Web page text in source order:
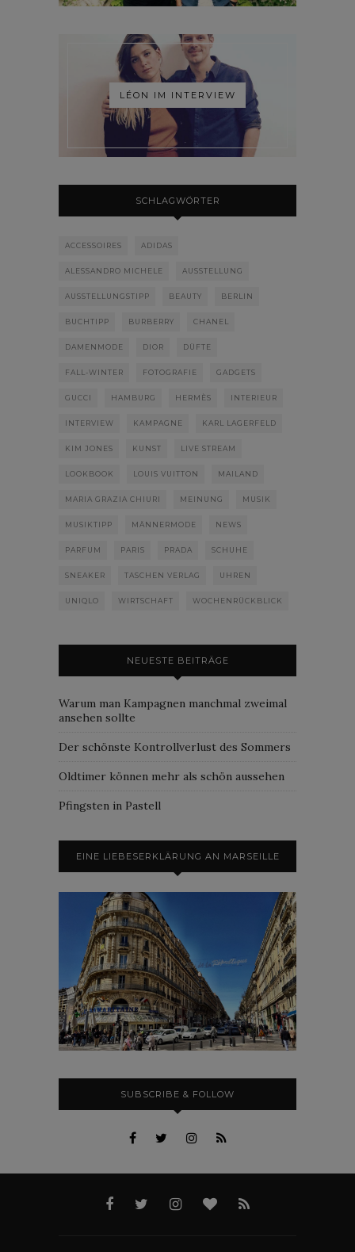
LÉON IM INTERVIEW
SCHLAGWÖRTER
ACCESSOIRES ADIDAS
ALESSANDRO MICHELE AUSSTELLUNG
AUSSTELLUNGSTIPP BEAUTY BERLIN
BUCHTIPP BURBERRY CHANEL
DAMENMODE DIOR DÜFTE
FALL-WINTER FOTOGRAFIE GADGETS
GUCCI HAMBURG HERMÈS INTERIEUR
INTERVIEW KAMPAGNE KARL LAGERFELD
KIM JONES KUNST LIVE STREAM
LOOKBOOK LOUIS VUITTON MAILAND
MARIA GRAZIA CHIURI MEINUNG MUSIK
MUSIKTIPP MÄNNERMODE NEWS
PARFUM PARIS PRADA SCHUHE
SNEAKER TASCHEN VERLAG UHREN
UNIQLO WIRTSCHAFT WOCHENRÜCKBLICK
NEUESTE BEITRÄGE
Warum man Kampagnen manchmal zweimal
ansehen sollte
Der schönste Kontrollverlust des Sommers
Oldtimer können mehr als schön aussehen
Pfingsten in Pastell
EINE LIEBESERKLÄRUNG AN MARSEILLE
SUBSCRIBE & FOLLOW